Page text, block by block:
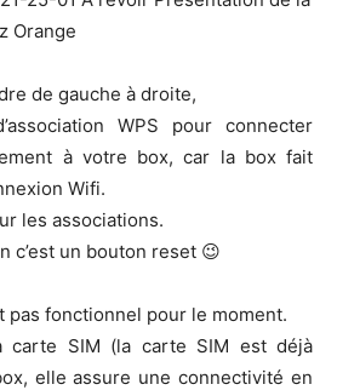
de gauche à droite,
WPS pour connecter
à votre box, car la box fait
Wifi.
les associations.
c’est un bouton reset 😉
pas fonctionnel pour le moment.
carte SIM (la carte SIM est déjà
elle assure une connectivité en